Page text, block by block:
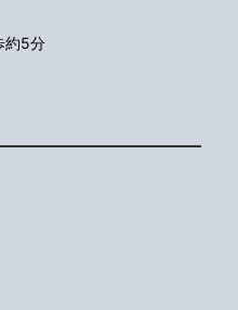
約5分